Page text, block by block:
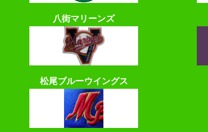
八街マリーンズ
松尾ブルーウイングス